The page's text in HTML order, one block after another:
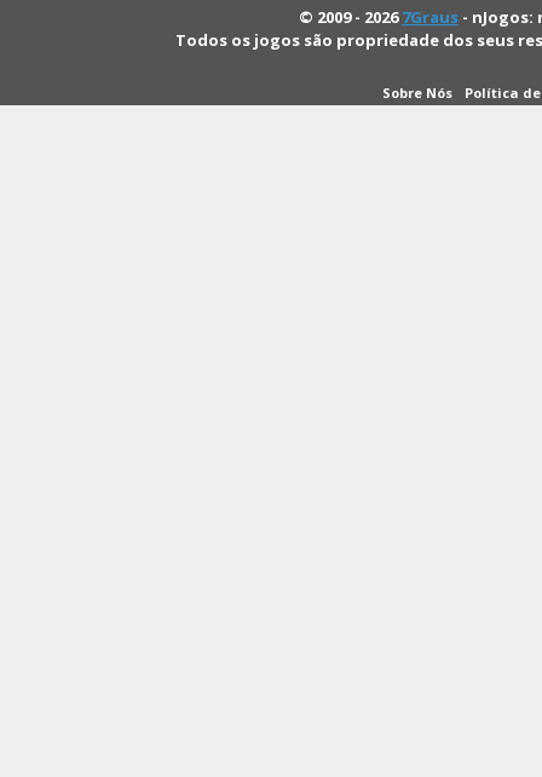
© 2009 - 20267Graus -
Todos os jogos são propriedade dos seus
Sobre Nós Política